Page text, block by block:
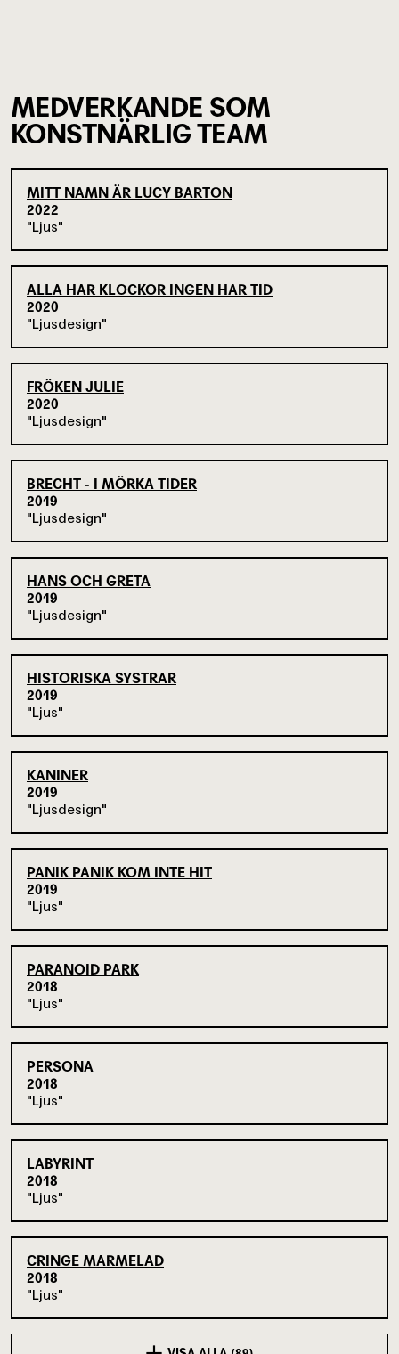
MEDVERKANDE SOM
KONSTNÄRLIG TEAM
MITT NAMN ÄR LUCY BARTON
2022
Ljus
ALLA HAR KLOCKOR INGEN HAR TID
2020
Ljusdesign
FRÖKEN JULIE
2020
Ljusdesign
BRECHT - I MÖRKA TIDER
2019
Ljusdesign
HANS OCH GRETA
2019
Ljusdesign
HISTORISKA SYSTRAR
2019
Ljus
KANINER
2019
Ljusdesign
PANIK PANIK KOM INTE HIT
2019
Ljus
PARANOID PARK
2018
Ljus
PERSONA
2018
Ljus
LABYRINT
2018
Ljus
CRINGE MARMELAD
2018
Ljus